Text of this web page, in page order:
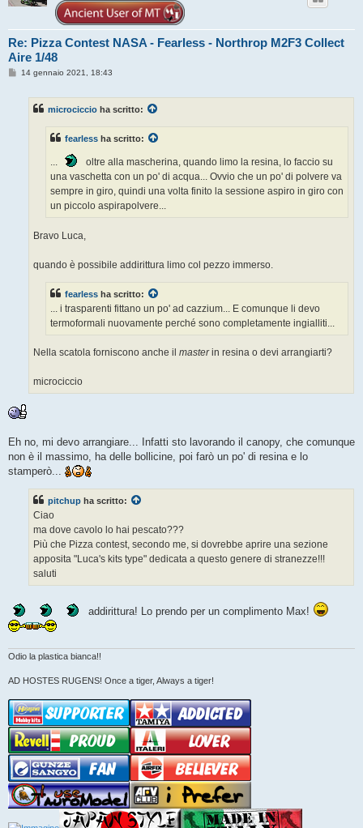
Re: Pizza Contest NASA - Fearless - Northrop M2F3 Collect
Aire 1/48
M
14 gennaio 2021, 18:43
microciccio ha scritto:
fearless ha scritto:
...
oltre alla mascherina, quando limo la resina, lo faccio su
una vaschetta con un po' di acqua... Ovvio che un po' di polvere va
sempre in giro, quindi una volta finito la sessione aspiro in giro con
un piccolo aspirapolvere...
Bravo Luca,
quando è possibile addirittura limo col pezzo immerso.
fearless ha scritto:
... i trasparenti fittano un po' ad cazzium... E comunque li devo
termoformali nuovamente perché sono completamente ingialliti...
Nella scatola forniscono anche il masterin resina o devi arrangiarti?
microciccio
Eh no, mi devo arrangiare... Infatti sto lavorando il canopy, che comunque
non è il massimo, ha delle bollicine, poi farò un po' di resina e lo
stamperò...
pitchup ha scritto:
Ciao
ma dove cavolo lo hai pescato???
Più che Pizza contest, secondo me, si dovrebbe aprire una sezione
apposita "Luca's kits type" dedicata a questo genere di stranezze!!!
saluti
addirittura! Lo prendo per un complimento Max!
Odio la plastica bianca!!
AD HOSTES RUGENS! Once a tiger, Always a tiger!